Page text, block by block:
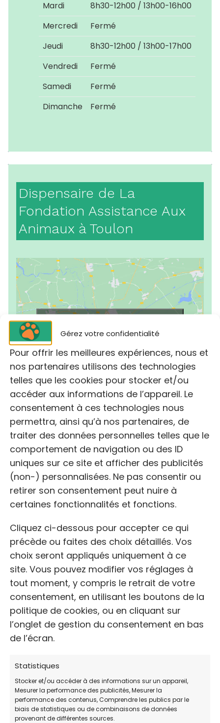
Gérez votre confidentialité
Pour offrir les meilleures expériences, nous et
nos partenaires utilisons des technologies
telles que les cookies pour stocker et/ou
accéder aux informations de l’appareil. Le
consentement à ces technologies nous
permettra, ainsi qu’à nos partenaires, de
traiter des données personnelles telles que le
comportement de navigation ou des ID
uniques sur ce site et afficher des publicités
(non-) personnalisées. Ne pas consentir ou
retirer son consentement peut nuire à
certaines fonctionnalités et fonctions.
Cliquez ci-dessous pour accepter ce qui
précède ou faites des choix détaillés. Vos
choix seront appliqués uniquement à ce
site. Vous pouvez modifier vos réglages à
tout moment, y compris le retrait de votre
consentement, en utilisant les boutons de la
politique de cookies, ou en cliquant sur
l’onglet de gestion du consentement en bas
de l’écran.
Statistiques
Stocker et/ou accéder à des informations sur un appareil,
Mesurer la performance des publicités, Mesurer la
performance des contenus, Comprendre les publics par le
biais de statistiques ou de combinaisons de données
provenant de différentes sources.
Mardi
8h30-12h00 / 13h00-16h00
Mercredi
Fermé
Jeudi
8h30-12h00 / 13h00-17h00
Vendredi
Fermé
Samedi
Fermé
Dimanche
Fermé
Dispensaire de La
Fondation Assistance Aux
Animaux à Toulon
marketing et activer ce contenu
NOM
Dispensaire De La Fondation Assistance
ADRESSE:
85 Av. du Maréchal Foch, 83000 Toulon
TÉLÉPHONE:
+33 4 94 91 09 70
http://www.fondationassistanceauxanima
ux.org/dispensaire-animaux-toulon/
Avis des clients